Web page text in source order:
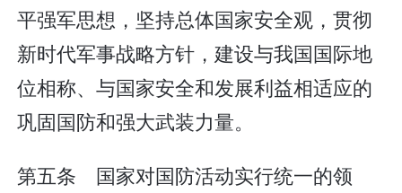
平强军思想，坚持总体国家安全观，贯彻
新时代军事战略方针，建设与我国国际地
位相称、与国家安全和发展利益相适应的
巩固国防和强大武装力量。
第五条 国家对国防活动实行统一的领